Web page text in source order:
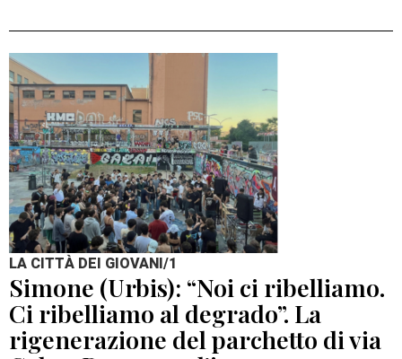
LA CITTÀ DEI GIOVANI/1
Simone (Urbis): “Noi ci ribelliamo.
Ci ribelliamo al degrado”. La
rigenerazione del parchetto di via